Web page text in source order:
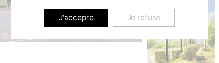
J'accepte Je refuse